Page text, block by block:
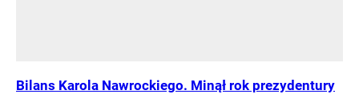
Bilans Karola Nawrockiego. Minął rok prezydentury